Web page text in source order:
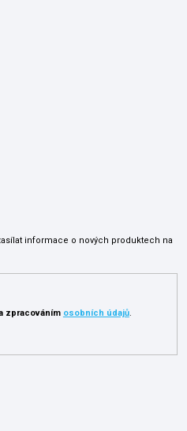
informace o nových produktech na
zpracováním osobních údajů.